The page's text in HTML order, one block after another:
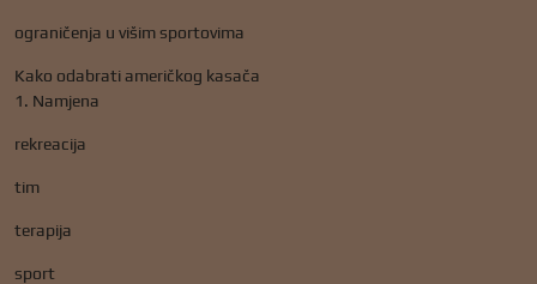
ograničenja u višim sportovima
Kako odabrati američkog kasača
1. Namjena
rekreacija
tim
terapija
sport